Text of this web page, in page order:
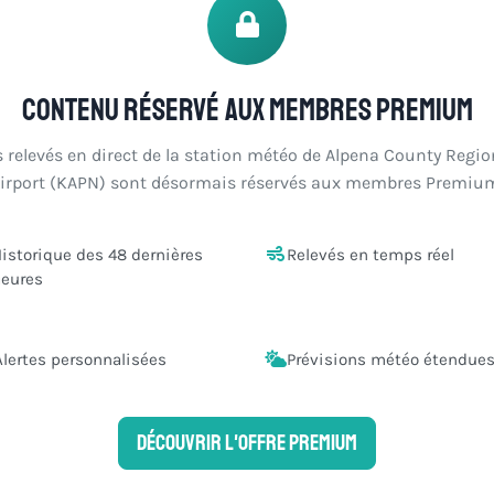
Contenu réservé aux membres Premium
relevés en direct de la station météo de Alpena County
(KAPN) sont désormais réservés aux membres
des 48 dernières
Relevés en temps réel
personnalisées Prévisions météo étendues
Découvrir l'offre Premium